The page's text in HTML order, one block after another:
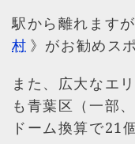
駅から離れます
村 》がお勧めス
また、広大なエ
も青葉区（一部
ドーム換算で21